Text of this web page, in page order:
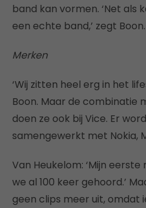
band kan vormen. ‘Net als
een echte band,’ zegt Boon.
Merken
‘Wij zitten heel erg in het
Boon. Maar de combinatie
doen ze ook bij Vice. Er
samengewerkt met Nokia,
Van Heukelom: ‘Mijn
we al 100 keer gehoord.’
geen clips meer uit, omdat